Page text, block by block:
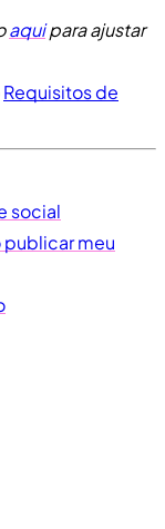
aquipara ajustar
Requisitos de
social
meu